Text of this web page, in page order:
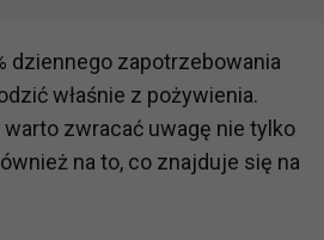
dziennego zapotrzebowania
właśnie z pożywienia.
warto zwracać uwagę nie tylko
na to, co znajduje się na